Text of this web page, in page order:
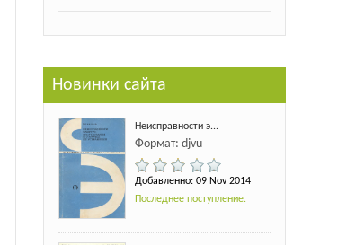
Новинки сайта
Неисправности э...
Формат: djvu
Добавленно: 09 Nov 2014
Последнее поступление.